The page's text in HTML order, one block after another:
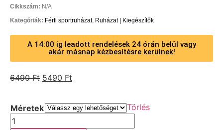
Cikkszám: N/A
Kategóriák: Férfi sportruházat, Ruházat | Kiegészítők
A 14:00 ig leadott rendelések 24 órán belül vagy
akár másnap kézbesítésre kerülnek!
6490Ft 5490 Ft
Méretek Törlés